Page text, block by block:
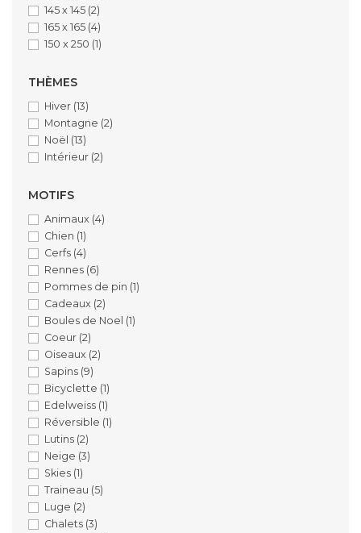
145 x 145 (2)
165 x 165 (4)
150 x 250 (1)
THÈMES
Hiver (13)
Montagne (2)
Noël (13)
Intérieur (2)
MOTIFS
Animaux (4)
Chien (1)
Cerfs (4)
Rennes (6)
Pommes de pin (1)
Cadeaux (2)
Boules de Noel (1)
Coeur (2)
Oiseaux (2)
Sapins (9)
Bicyclette (1)
Edelweiss (1)
Réversible (1)
Lutins (2)
Neige (3)
Skies (1)
Traineau (5)
Luge (2)
Chalets (3)